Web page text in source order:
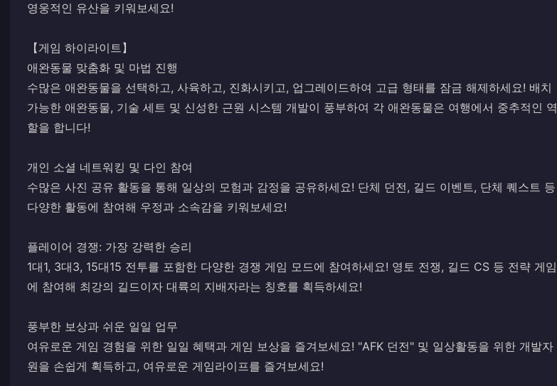
영웅적인 유산을 키워보세요!
【게임 하이라이트】
애완동물 맞춤화 및 마법 진행
수많은 애완동물을 선택하고, 사육하고, 진화시키고, 업그레이드하여 고급 형태를 잠금 해제하세요! 배치
가능한 애완동물, 기술 세트 및 신성한 근원 시스템 개발이 풍부하여 각 애완동물은 여행에서 중추적인 역
할을 합니다!
개인 소셜 네트워킹 및 다인 참여
수많은 사진 공유 활동을 통해 일상의 모험과 감정을 공유하세요! 단체 던전, 길드 이벤트, 단체 퀘스트 등
다양한 활동에 참여해 우정과 소속감을 키워보세요!
플레이어 경쟁: 가장 강력한 승리
1대1, 3대3, 15대15 전투를 포함한 다양한 경쟁 게임 모드에 참여하세요! 영토 전쟁, 길드 CS 등 전략 게임
에 참여해 최강의 길드이자 대륙의 지배자라는 칭호를 획득하세요!
풍부한 보상과 쉬운 일일 업무
여유로운 게임 경험을 위한 일일 혜택과 게임 보상을 즐겨보세요! "AFK 던전" 및 일상활동을 위한 개발자
원을 손쉽게 획득하고, 여유로운 게임라이프를 즐겨보세요!